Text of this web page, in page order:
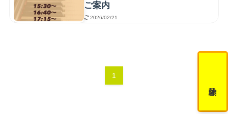
ご案内
2026/02/21
1